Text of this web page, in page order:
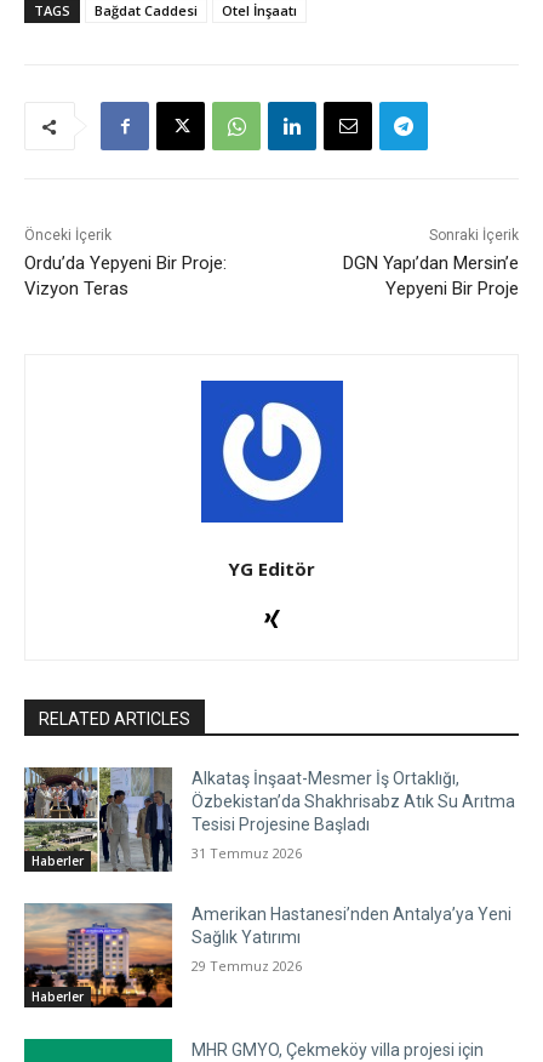
TAGS
Bağdat Caddesi Otel İnşaatı
Önceki İçerik
Ordu’da Yepyeni Bir Proje:
Vizyon Teras
Sonraki İçerik
DGN Yapı’dan Mersin’e
Yepyeni Bir Proje
YG Editör
RELATED ARTICLES
Haberler
Alkataş İnşaat-Mesmer İş Ortaklığı,
Özbekistan’da Shakhrisabz Atık Su Arıtma
Tesisi Projesine Başladı
31 Temmuz 2026
Haberler
Amerikan Hastanesi’nden Antalya’ya Yeni
Sağlık Yatırımı
29 Temmuz 2026
MHR GMYO, Çekmeköy villa projesi için